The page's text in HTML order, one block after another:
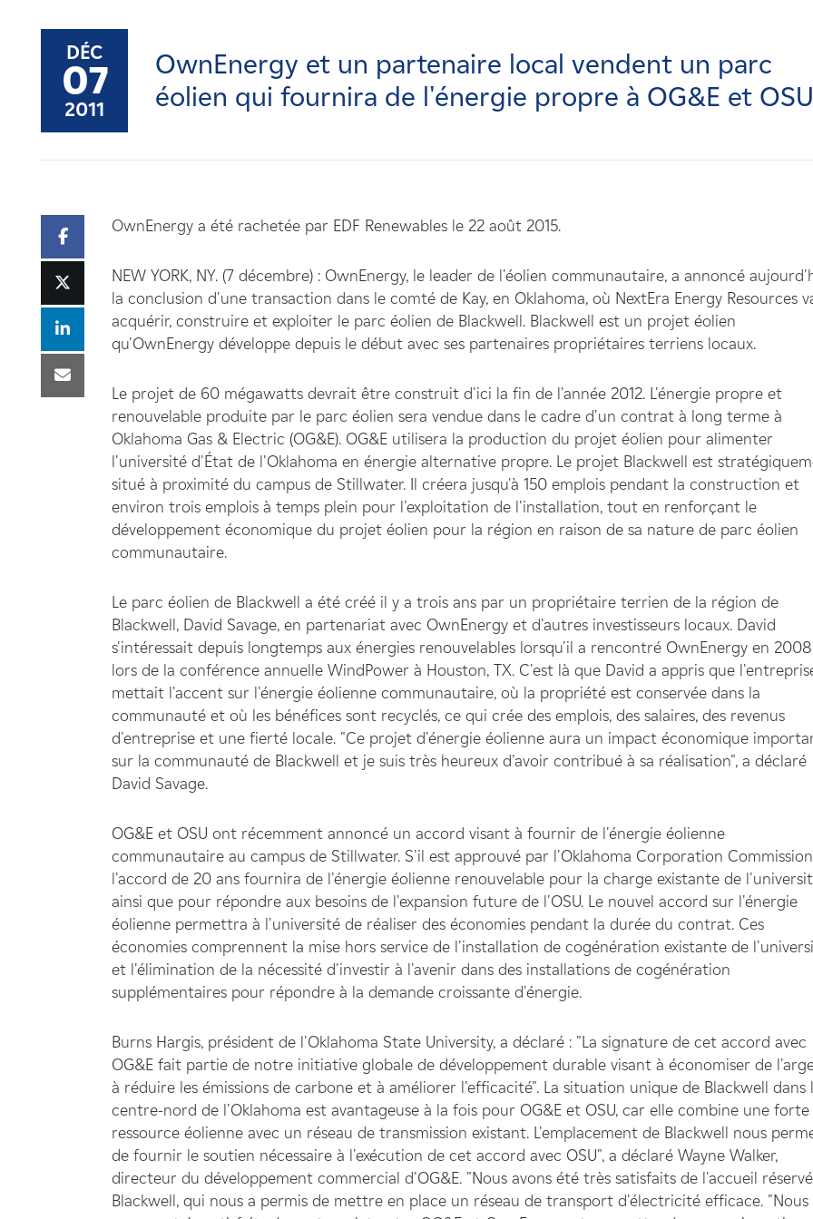
Nouvelles
Contactez-nous
DÉC
07
2011
OwnEnergy et un partenaire local vendent un parc
éolien qui fournira de l'énergie propre à OG&E et
OwnEnergy a été rachetée par EDF Renewables le 22 août 2015.
NEW YORK, NY. (7 décembre) : OwnEnergy, le leader de l'éolien communautaire, a annoncé
la conclusion d'une transaction dans le comté de Kay, en Oklahoma, où NextEra Energy Resources
acquérir, construire et exploiter le parc éolien de Blackwell. Blackwell est un projet éolien
qu'OwnEnergy développe depuis le début avec ses partenaires propriétaires terriens locaux.
Le projet de 60 mégawatts devrait être construit d'ici la fin de l'année 2012. L'énergie propre et
renouvelable produite par le parc éolien sera vendue dans le cadre d'un contrat à long terme à
Oklahoma Gas & Electric (OG&E). OG&E utilisera la production du projet éolien pour alimenter
l'université d'État de l'Oklahoma en énergie alternative propre. Le projet Blackwell est
situé à proximité du campus de Stillwater. Il créera jusqu'à 150 emplois pendant la construction et
environ trois emplois à temps plein pour l'exploitation de l'installation, tout en renforçant le
développement économique du projet éolien pour la région en raison de sa nature de parc éolien
communautaire.
Le parc éolien de Blackwell a été créé il y a trois ans par un propriétaire terrien de la région de
Blackwell, David Savage, en partenariat avec OwnEnergy et d'autres investisseurs locaux. David
s'intéressait depuis longtemps aux énergies renouvelables lorsqu'il a rencontré OwnEnergy en 2008
lors de la conférence annuelle WindPower à Houston, TX. C'est là que David a appris que
mettait l'accent sur l'énergie éolienne communautaire, où la propriété est conservée dans la
communauté et où les bénéfices sont recyclés, ce qui crée des emplois, des salaires, des revenus
d'entreprise et une fierté locale. "Ce projet d'énergie éolienne aura un impact économique
sur la communauté de Blackwell et je suis très heureux d'avoir contribué à sa réalisation", a déclaré
David Savage.
OG&E et OSU ont récemment annoncé un accord visant à fournir de l'énergie éolienne
communautaire au campus de Stillwater. S'il est approuvé par l'Oklahoma Corporation
l'accord de 20 ans fournira de l'énergie éolienne renouvelable pour la charge existante de
ainsi que pour répondre aux besoins de l'expansion future de l'OSU. Le nouvel accord sur l'énergie
éolienne permettra à l'université de réaliser des économies pendant la durée du contrat. Ces
économies comprennent la mise hors service de l'installation de cogénération existante de
et l'élimination de la nécessité d'investir à l'avenir dans des installations de cogénération
supplémentaires pour répondre à la demande croissante d'énergie.
Burns Hargis, président de l'Oklahoma State University, a déclaré : "La signature de cet accord avec
OG&E fait partie de notre initiative globale de développement durable visant à économiser de
à réduire les émissions de carbone et à améliorer l'efficacité". La situation unique de Blackwell dans
centre-nord de l'Oklahoma est avantageuse à la fois pour OG&E et OSU, car elle combine une forte
ressource éolienne avec un réseau de transmission existant. L'emplacement de Blackwell nous
de fournir le soutien nécessaire à l'exécution de cet accord avec OSU", a déclaré Wayne Walker,
directeur du développement commercial d'OG&E. "Nous avons été très satisfaits de l'accueil
Blackwell, qui nous a permis de mettre en place un réseau de transport d'électricité efficace. "Nous